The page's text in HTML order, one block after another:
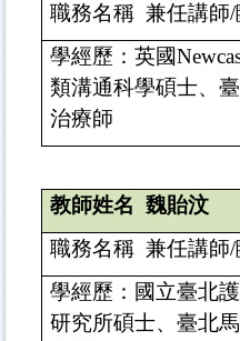
職務名稱 兼任講師/
學經歷：英國
類溝通科學碩士、
治療師
教師姓名 魏貽汶
職務名稱 兼任講師/
學經歷：國立臺北
研究所碩士、臺北